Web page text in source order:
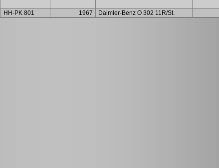
HH-PK 801 1967 Daimler-Benz O 302 11R/St.